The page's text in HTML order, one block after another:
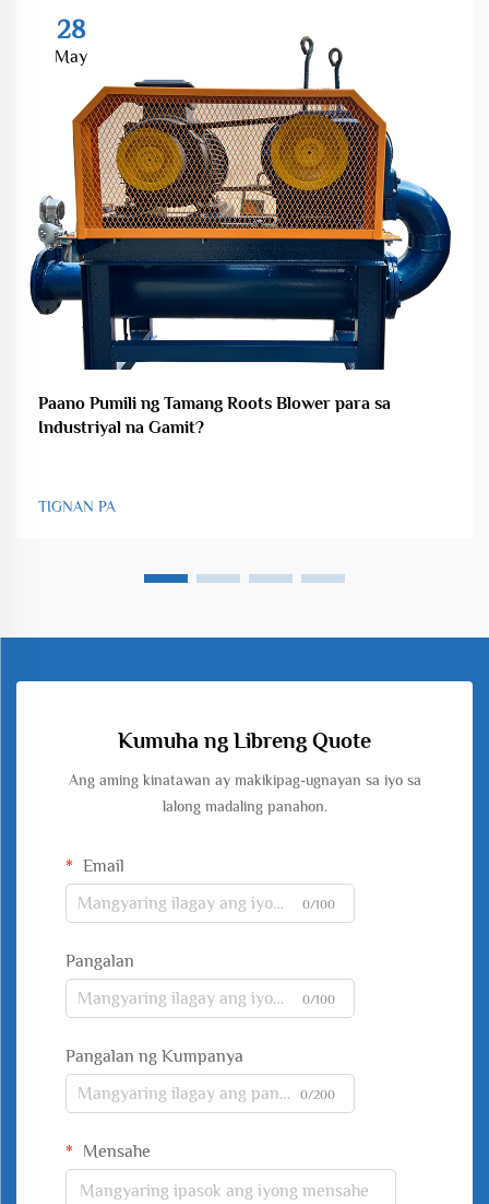
28
May
Paano Pumili ng Tamang Roots Blower para sa
Industriyal na Gamit?
TIGNAN PA
Kumuha ng Libreng Quote
Ang aming kinatawan ay makikipag-ugnayan sa iyo sa
lalong madaling panahon.
Email
0/100
Pangalan
0/100
Pangalan ng Kumpanya
0/200
Mensahe